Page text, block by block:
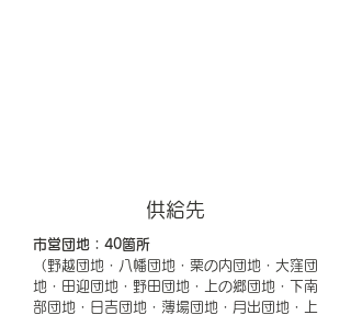
​供給先
市営団地：40箇所
（野越団地・八幡団地・栗の内団地・大窪団
地・田迎団地・野田団地・上の郷団地・下南
部団地・日吉団地・薄場団地・月出団地・上